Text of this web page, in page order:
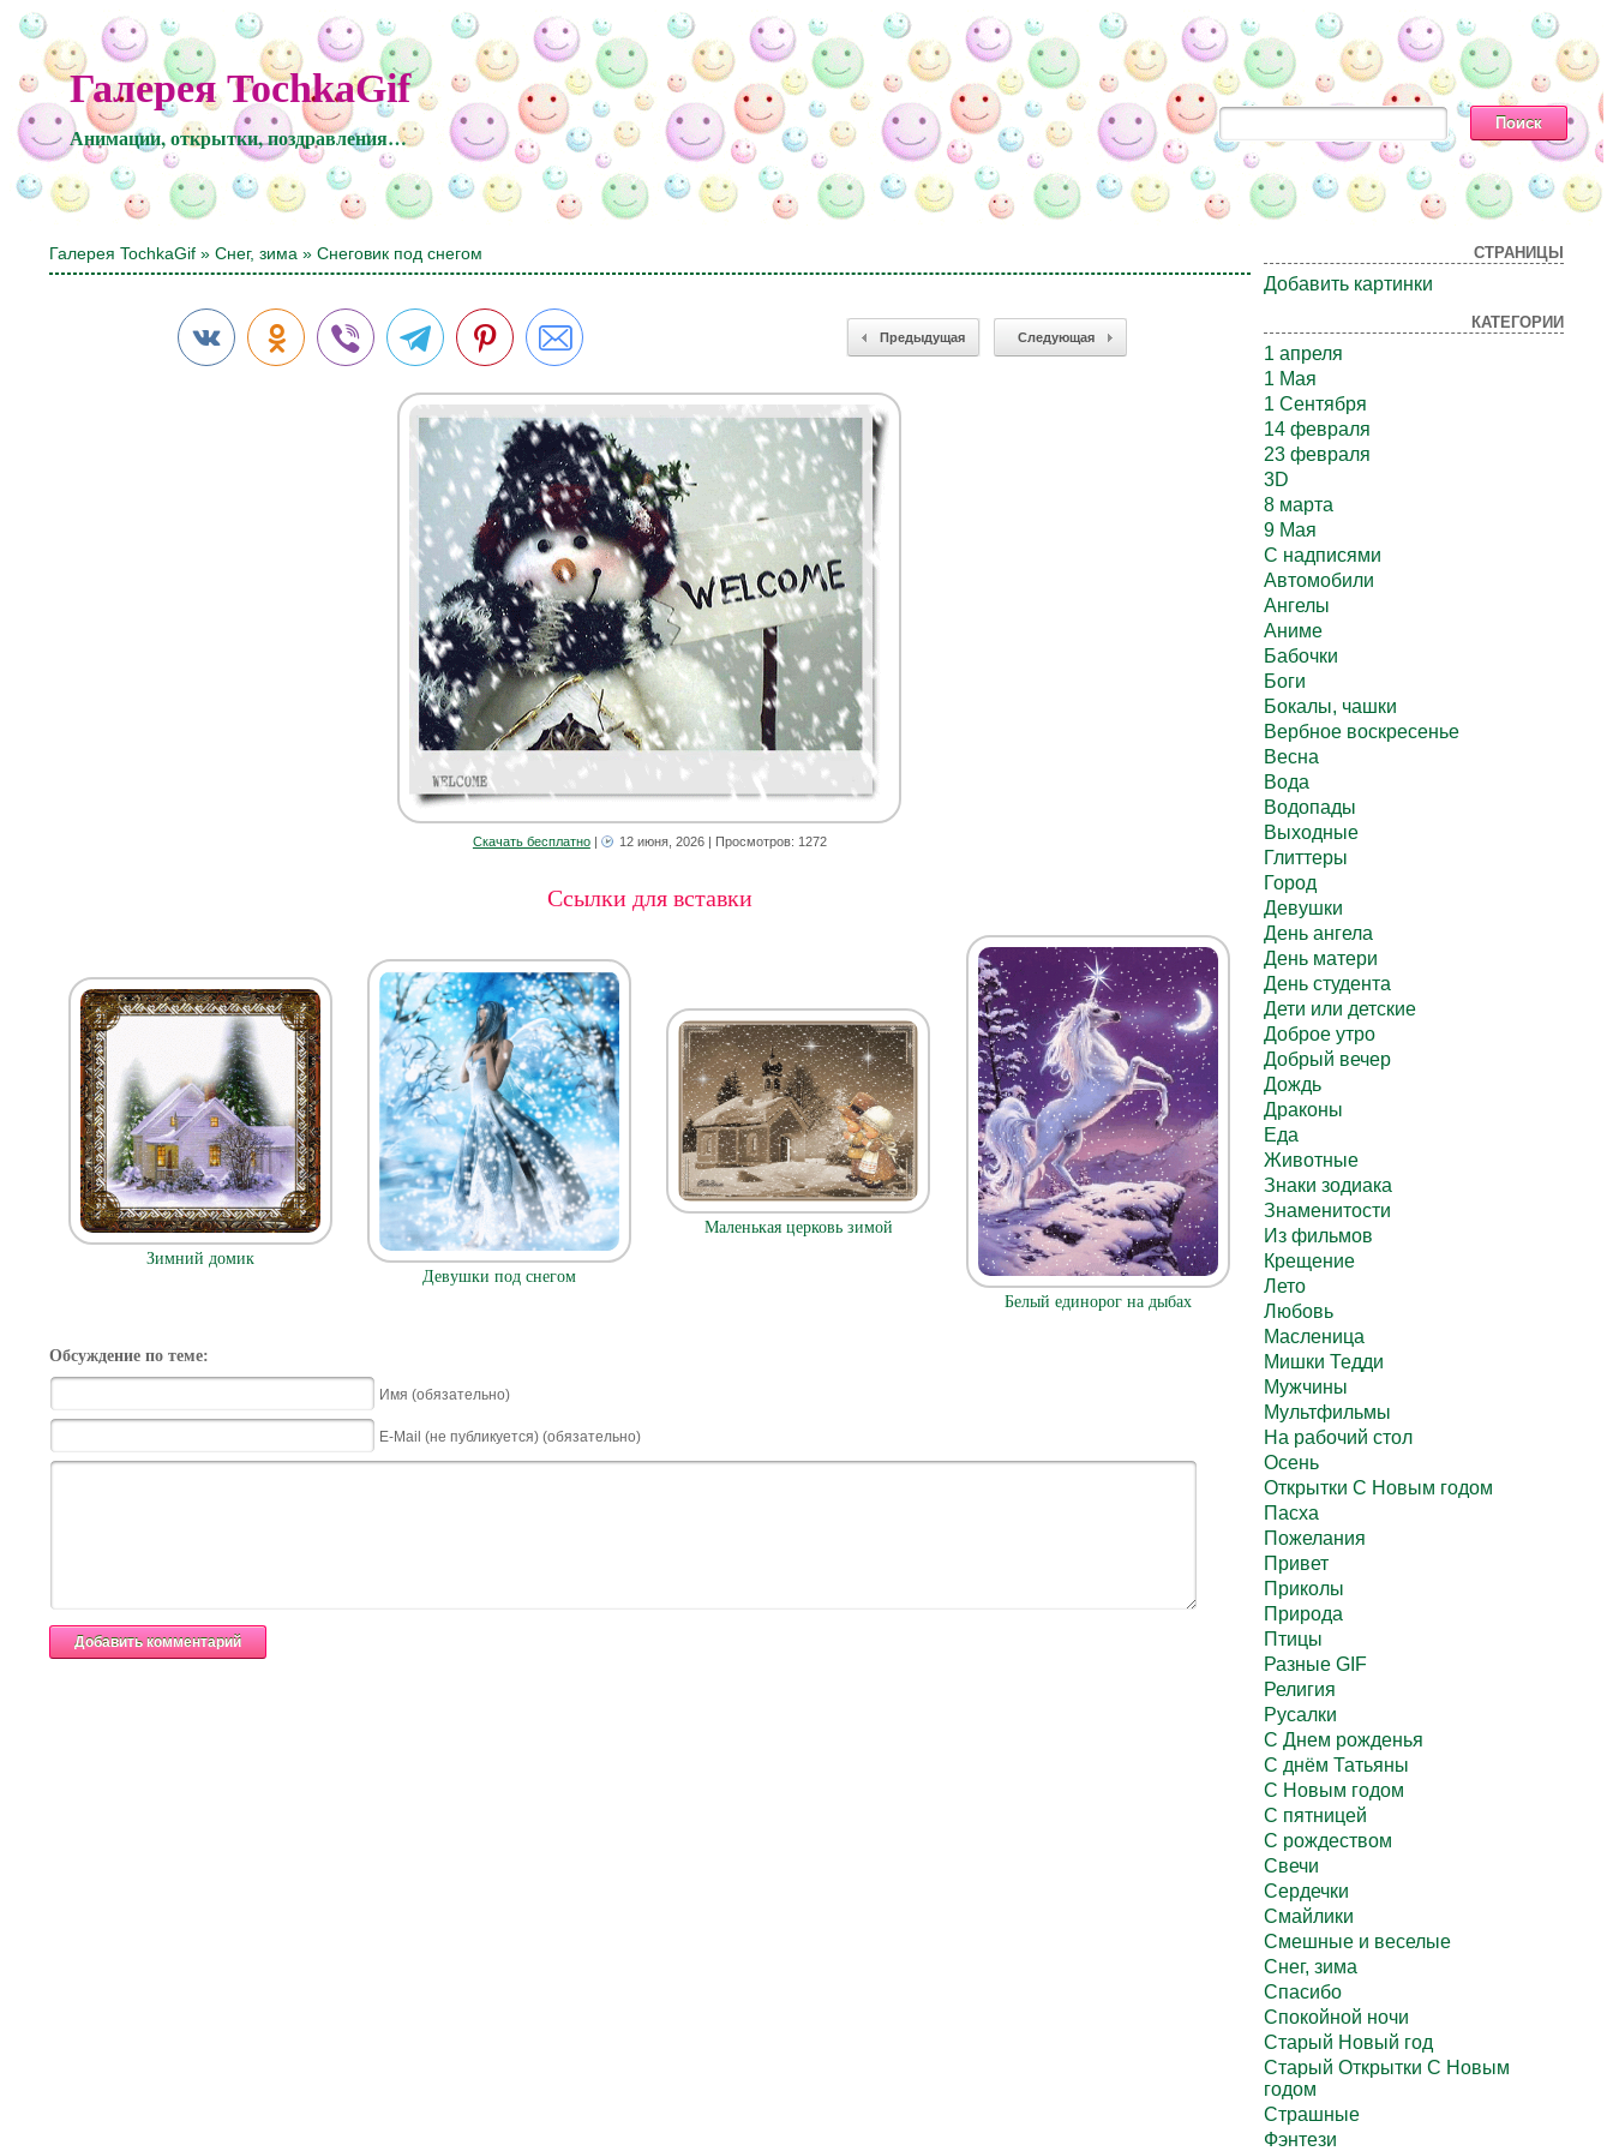
Галерея TochkaGif
Анимации, открытки, поздравления…
Галерея TochkaGif »Снег, зима » Снеговик под снегом
Предыдущая Следующая
Скачать бесплатно| 12 июня, 2026| Просмотров: 1272
Ссылки для вставки
Зимний домик
Девушки под снегом
Маленькая церковь зимой
Белый единорог на дыбах
Обсуждение по теме:
Имя (обязательно)
E-Mail (не публикуется) (обязательно)
СТРАНИЦЫ
Добавить картинки
КАТЕГОРИИ
1 апреля
1 Мая
1 Сентября
14 февраля
23 февраля
3D
8 марта
9 Мая
C надписями
Автомобили
Ангелы
Аниме
Бабочки
Боги
Бокалы, чашки
Вербное воскресенье
Весна
Вода
Водопады
Выходные
Глиттеры
Город
Девушки
День ангела
День матери
День студента
Дети или детские
Доброе утро
Добрый вечер
Дождь
Драконы
Еда
Животные
Знаки зодиака
Знаменитости
Из фильмов
Крещение
Лето
Любовь
Масленица
Мишки Тедди
Мужчины
Мультфильмы
На рабочий стол
Осень
Открытки С Новым годом
Пасха
Пожелания
Привет
Приколы
Природа
Птицы
Разные GIF
Религия
Русалки
С Днем рожденья
С днём Татьяны
С Новым годом
С пятницей
С рождеством
Свечи
Сердечки
Смайлики
Смешные и веселые
Снег, зима
Спасибо
Спокойной ночи
Старый Новый год
Старый Открытки С Новым
годом
Страшные
Фэнтези